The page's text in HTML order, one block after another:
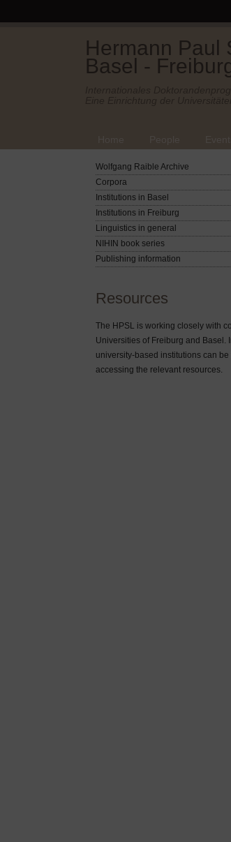
Hermann Paul
Basel -
Wolfgang Raible Archive
Corpora
Institutions in Basel
Institutions in Freiburg
Linguistics in general
NIHIN book series
Publishing information
Resources
The HPSL is working closely with
Universities of Freiburg and Basel.
university-based institutions can
accessing the relevant resources.